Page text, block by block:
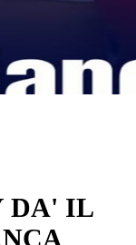
DA' IL